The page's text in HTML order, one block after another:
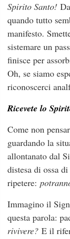
Spirito Santo!
quando tutto
manifesto.
sistemare un
finisce per
Oh, se siamo
riconoscerci
Ricevete lo
Come non
guardando la
allontanato dal
distesa di ossa
ripetere:
Immagino il
questa parola:
rivivere? E il